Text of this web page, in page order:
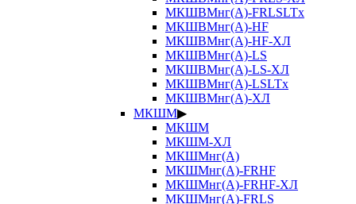
МКШВМнг(А)-FRLSLTx
МКШВМнг(А)-HF
МКШВМнг(А)-HF-ХЛ
МКШВМнг(А)-LS
МКШВМнг(А)-LS-ХЛ
МКШВМнг(А)-LSLTx
МКШВМнг(А)-ХЛ
МКШМ▶
МКШМ
МКШМ-ХЛ
МКШМнг(А)
МКШМнг(А)-FRHF
МКШМнг(А)-FRHF-ХЛ
МКШМнг(А)-FRLS